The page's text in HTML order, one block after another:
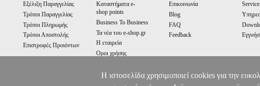
Εξέλιξη Παραγγελίας
Τρόποι Παραγγελίας
Τρόποι Πληρωμής
Τρόποι Αποστολής
Επιστροφές Προιόντων
Καταστήματα e-
shop points
Business To Business
Τα νέα του e-shop.gr
Η εταιρεία
Οροι χρήσης
Επικοινωνία
Blog
FAQ
Feedback
Service
Η ιστοσελίδα χρησιμοποιεί cookies για την